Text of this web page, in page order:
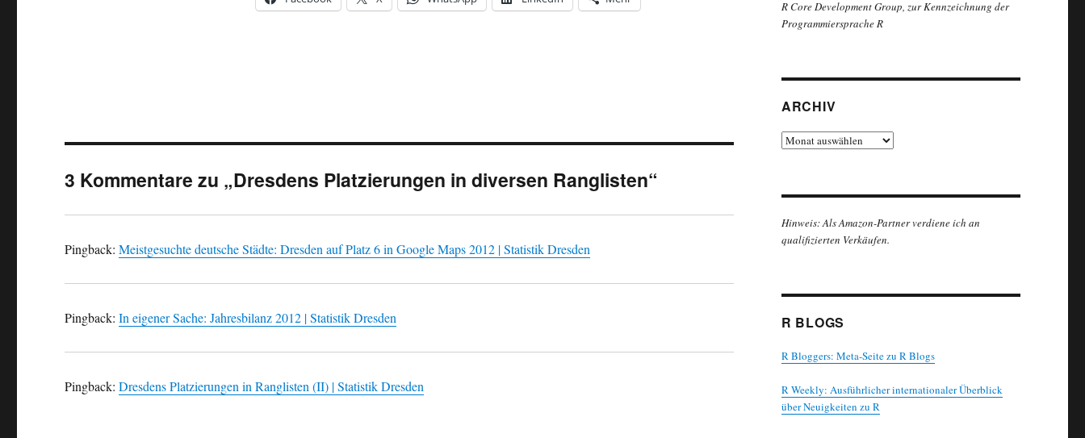
3 Kommentare zu „Dresdens Platzierungen in diversen Ranglisten“
Pingback:Meistgesuchte deutsche Städte: Dresden auf Platz 6 in Google Maps 2012 | Statistik Dresden
Pingback:In eigener Sache: Jahresbilanz 2012 | Statistik Dresden
Pingback:Dresdens Platzierungen in Ranglisten (II) | Statistik Dresden
R Core Development Group, zur Kennzeichnung der
Programmiersprache R
ARCHIV
Archiv
Hinweis: Als Amazon-Partner verdiene ich an
qualifizierten Verkäufen.
R BLOGS
R Bloggers: Meta-Seite zu R Blogs
R Weekly: Ausführlicher internationaler Überblick
über Neuigkeiten zu R